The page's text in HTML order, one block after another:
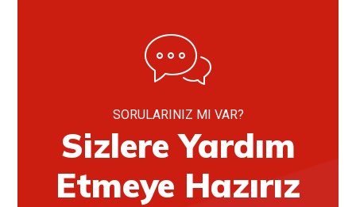
SORULARINIZ MI VAR?
Sizlere Yardım
Etmeye Hazırız